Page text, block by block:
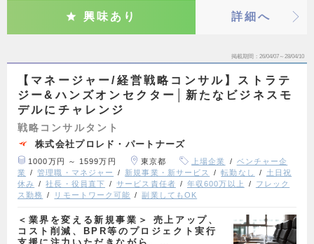
興味あり 詳細へ
掲載期間 26/04/07～28/04/10
【マネージャー/経営戦略コンサル】ストラテ
ジー&ハンズオンセクター│新たなビジネスモ
デルにチャレンジ
戦略コンサルタント
株式会社プロレド・パートナーズ
1000万円 ～ 1599万円 東京都 上場企業
ベンチャー企
業
管理職・マネジャー 新規事業・新サービス 転勤なし
土日祝
休み
社長・役員直下 サービス責任者 年収600万以上
フレック
ス勤務
リモートワーク可能 副業してもOK
＜業界を変える新規事業＞ 売上アップ、
コスト削減、BPR等のプロジェクト実行